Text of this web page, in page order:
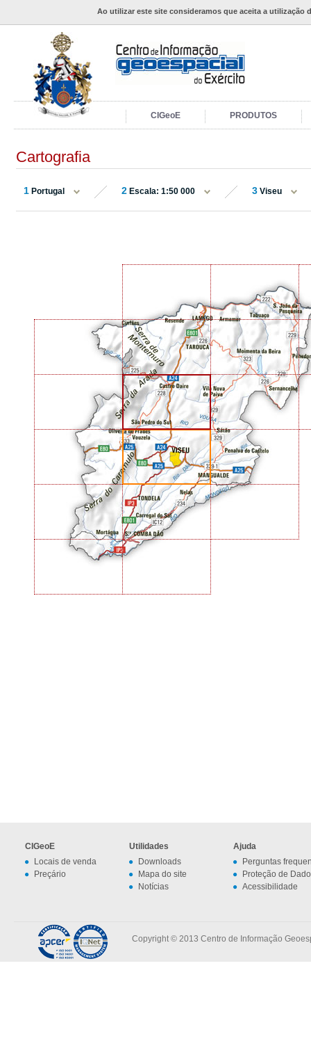
Ao utilizar este site consideramos que aceita a utilização
CIGeoE PRODUTOS
Cartografia
1 Portugal 2 Escala: 1:50 000 3 Viseu
CIGeoE
Locais de venda
Preçário
Utilidades
Downloads
Mapa do site
Notícias
Ajuda
Perguntas
Proteção de
Acessibilidade
Copyright © 2013 Centro de Informação